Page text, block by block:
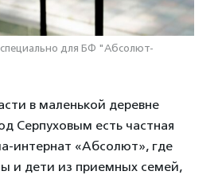
для БФ "Абсолют-
в маленькой деревне
Серпуховым есть частная
интернат «Абсолют», где
и дети из приемных семей,